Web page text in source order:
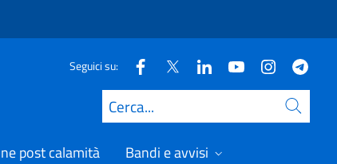
Seguici su:
Cerca
post calamità Bandi e avvisi